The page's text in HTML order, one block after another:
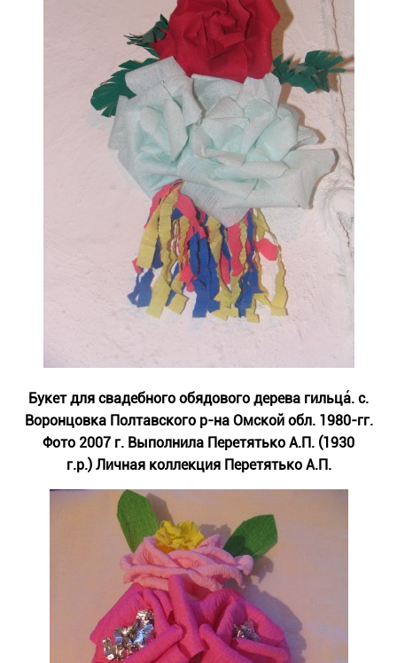
Букет для свадебного обядового дерева гильца́. с.
Воронцовка Полтавского р-на Омской обл. 1980-гг.
Фото 2007 г. Выполнила Перетятько А.П. (1930
г.р.) Личная коллекция Перетятько А.П.